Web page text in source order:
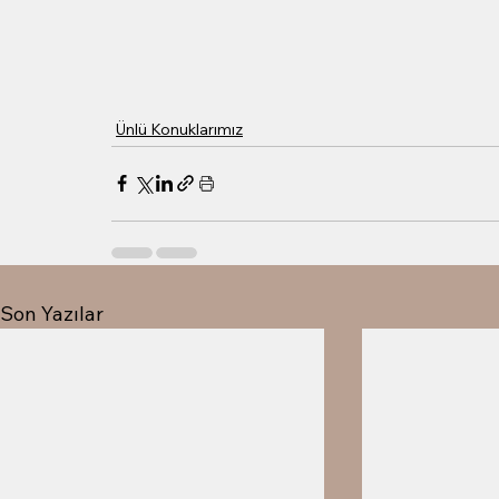
Ünlü Konuklarımız
Son Yazılar